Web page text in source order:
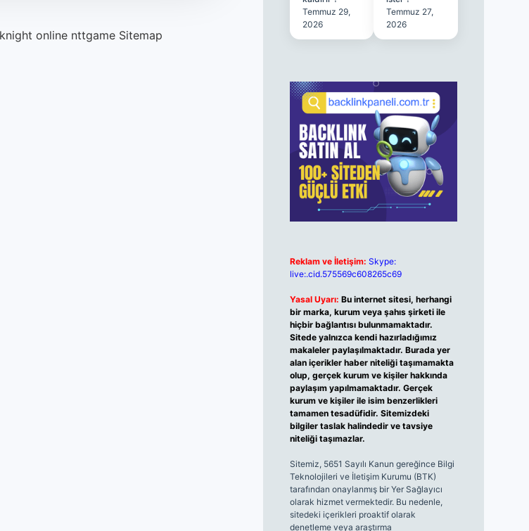
knight online nttgame Sitemap
Temmuz 29,
2026
Temmuz 27,
2026
Reklam ve İletişim: Skype:
live:.cid.575569c608265c69
Yasal Uyarı: Bu internet sitesi, herhangi
bir marka, kurum veya şahıs şirketi ile
hiçbir bağlantısı bulunmamaktadır.
Sitede yalnızca kendi hazırladığımız
makaleler paylaşılmaktadır. Burada yer
alan içerikler haber niteliği taşımamakta
olup, gerçek kurum ve kişiler hakkında
paylaşım yapılmamaktadır. Gerçek
kurum ve kişiler ile isim benzerlikleri
tamamen tesadüfidir. Sitemizdeki
bilgiler taslak halindedir ve tavsiye
niteliği taşımazlar.
Sitemiz, 5651 Sayılı Kanun gereğince Bilgi
Teknolojileri ve İletişim Kurumu (BTK)
tarafından onaylanmış bir Yer Sağlayıcı
olarak hizmet vermektedir. Bu nedenle,
sitedeki içerikleri proaktif olarak
denetleme veya araştırma